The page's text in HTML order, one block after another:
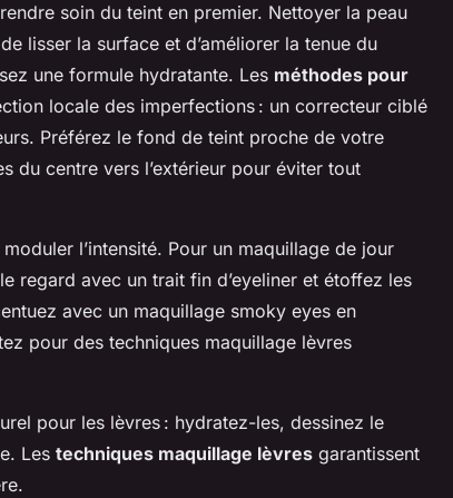
soin du teint en premier. Nettoyer la peau
lisser la surface et d’améliorer la tenue du
une formule hydratante. Les méthodes pour
locale des imperfections : un correcteur ciblé
Préférez le fond de teint proche de votre
du centre vers l’extérieur pour éviter tout
l’intensité. Pour un maquillage de jour
regard avec un trait fin d’eyeliner et étoffez les
avec un maquillage smoky eyes en
pour des techniques maquillage lèvres
pour les lèvres : hydratez-les, dessinez le
Les techniques maquillage lèvres garantissent